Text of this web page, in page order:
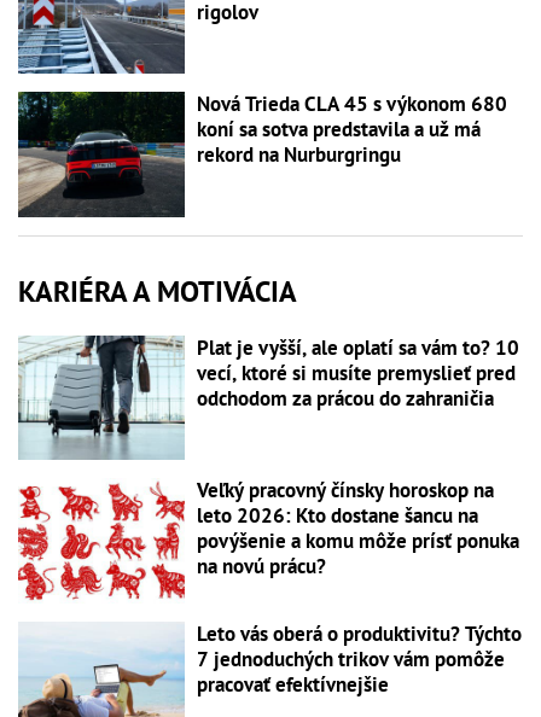
rigolov
Nová Trieda CLA 45 s výkonom 680
koní sa sotva predstavila a už má
rekord na Nurburgringu
KARIÉRA A MOTIVÁCIA
Plat je vyšší, ale oplatí sa vám to? 10
vecí, ktoré si musíte premyslieť pred
odchodom za prácou do zahraničia
Veľký pracovný čínsky horoskop na
leto 2026: Kto dostane šancu na
povýšenie a komu môže prísť ponuka
na novú prácu?
Leto vás oberá o produktivitu? Týchto
7 jednoduchých trikov vám pomôže
pracovať efektívnejšie